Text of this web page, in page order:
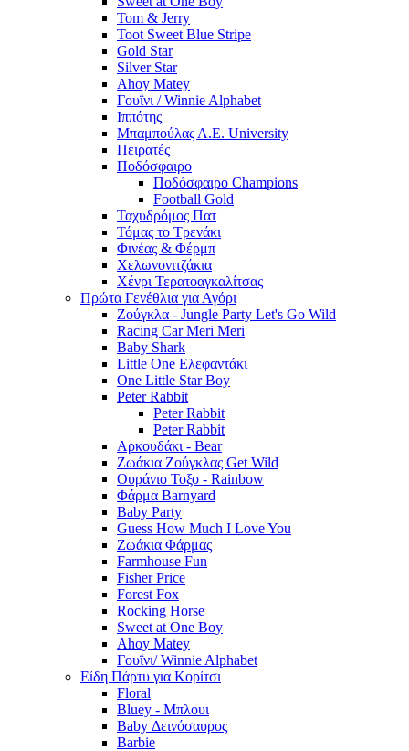
Tom & Jerry
Toot Sweet Blue Stripe
Gold Star
Silver Star
Ahoy Matey
Γουΐνι / Winnie Alphabet
Ιππότης
Μπαμπούλας Α.Ε. University
Πειρατές
Ποδόσφαιρο
Ποδόσφαιρο Champions
Football Gold
Ταχυδρόμος Πατ
Τόμας το Τρενάκι
Φινέας & Φέρμπ
Χελωνονιτζάκια
Χένρι Τερατοαγκαλίτσας
Πρώτα Γενέθλια για Αγόρι
Ζούγκλα - Jungle Party Let's Go Wild
Racing Car Meri Meri
Baby Shark
Little One Ελεφαντάκι
One Little Star Boy
Peter Rabbit
Peter Rabbit
Peter Rabbit
Αρκουδάκι - Bear
Ζωάκια Ζούγκλας Get Wild
Ουράνιο Τοξο - Rainbow
Φάρμα Barnyard
Baby Party
Guess How Much I Love You
Ζωάκια Φάρμας
Farmhouse Fun
Fisher Price
Forest Fox
Rocking Horse
Sweet at One Boy
Ahoy Matey
Γουΐνι/ Winnie Alphabet
Είδη Πάρτυ για Κορίτσι
Floral
Bluey - Μπλουι
Baby Δεινόσαυρος
Barbie